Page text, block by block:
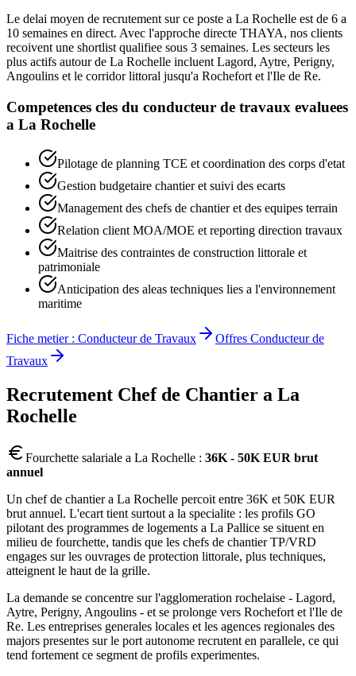
Le delai moyen de recrutement sur ce poste a La Rochelle est de 6 a
10 semaines en direct. Avec l'approche directe THAYA, nos clients
recoivent une shortlist qualifiee sous 3 semaines. Les secteurs les
plus actifs autour de La Rochelle incluent Lagord, Aytre, Perigny,
Angoulins et le corridor littoral jusqu'a Rochefort et l'Ile de Re.
Competences cles du conducteur de travaux evaluees
a La Rochelle
Pilotage de planning TCE et coordination des corps d'etat
Gestion budgetaire chantier et suivi des ecarts
Management des chefs de chantier et des equipes terrain
Relation client MOA/MOE et reporting direction travaux
Maitrise des contraintes de construction littorale et
patrimoniale
Anticipation des aleas techniques lies a l'environnement
maritime
Fiche metier : Conducteur de Travaux Offres Conducteur de
Travaux
Recrutement Chef de Chantier a La
Rochelle
Fourchette salariale a La Rochelle : 36K - 50K EUR brut
annuel
Un chef de chantier a La Rochelle percoit entre 36K et 50K EUR
brut annuel. L'ecart tient surtout a la specialite : les profils GO
pilotant des programmes de logements a La Pallice se situent en
milieu de fourchette, tandis que les chefs de chantier TP/VRD
engages sur les ouvrages de protection littorale, plus techniques,
atteignent le haut de la grille.
La demande se concentre sur l'agglomeration rochelaise - Lagord,
Aytre, Perigny, Angoulins - et se prolonge vers Rochefort et l'Ile de
Re. Les entreprises generales locales et les agences regionales des
majors presentes sur le port autonome recrutent en parallele, ce qui
tend fortement ce segment de profils experimentes.